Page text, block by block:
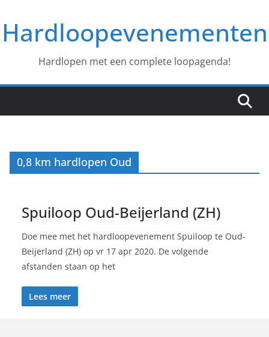
naar
deHardloopevenementen
Hardlopen met een complete loopagenda!
0,8 km hardlopen Oud
Spuiloop Oud-Beijerland (ZH)
Doe mee met het hardloopevenement Spuiloop te Oud-
Beijerland (ZH) op vr 17 apr 2020. De volgende
afstanden staan op het
Lees meer